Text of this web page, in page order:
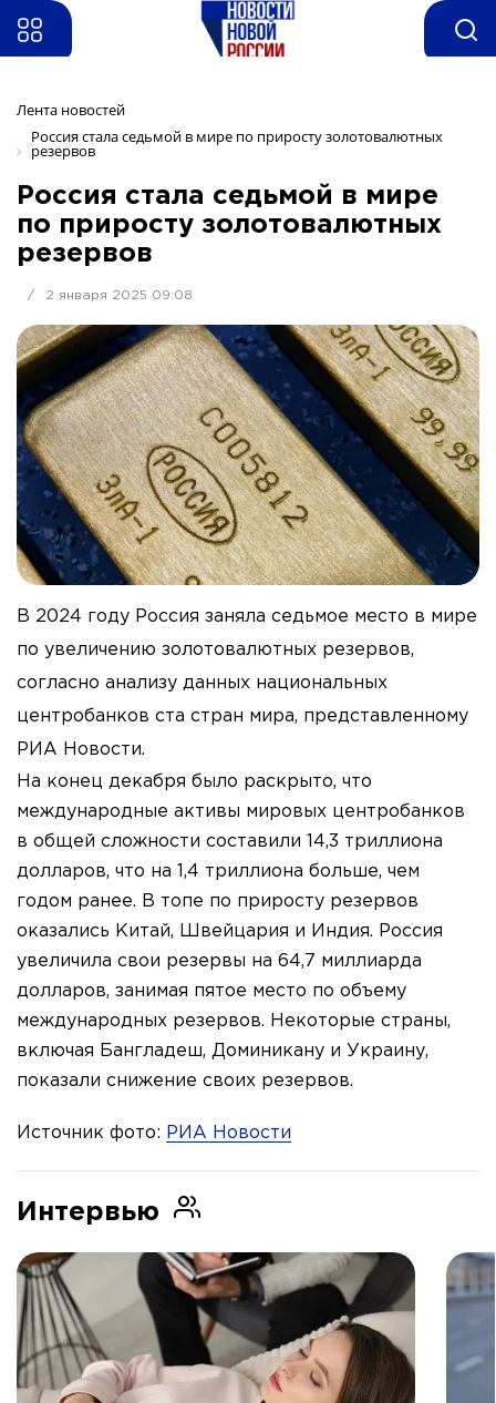
Лента новостей
Россия стала седьмой в мире по приросту золотовалютных
резервов
Россия стала седьмой в мире
по приросту золотовалютных
резервов
/ 2 января 2025 09:08
В 2024 году Россия заняла седьмое место в мире
по увеличению золотовалютных резервов,
согласно анализу данных национальных
центробанков ста стран мира, представленному
РИА Новости.
На конец декабря было раскрыто, что
международные активы мировых центробанков
в общей сложности составили 14,3 триллиона
долларов, что на 1,4 триллиона больше, чем
годом ранее. В топе по приросту резервов
оказались Китай, Швейцария и Индия. Россия
увеличила свои резервы на 64,7 миллиарда
долларов, занимая пятое место по объему
международных резервов. Некоторые страны,
включая Бангладеш, Доминикану и Украину,
показали снижение своих резервов.
Источник фото: РИА Новости
Интервью